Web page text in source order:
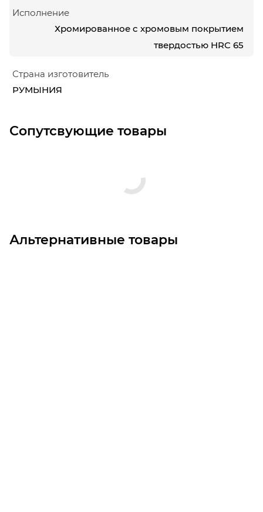
Исполнение
Хромированное с хромовым покрытием
твердостью HRC 65
Страна изготовитель
РУМЫНИЯ
Сопутсвующие товары
Альтернативные товары